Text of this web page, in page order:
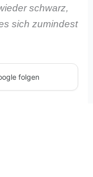
schwarz,
sich zumindest
folgen